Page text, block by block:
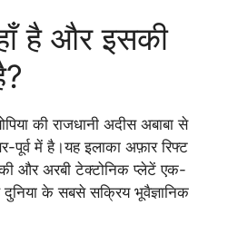
है और इसकी
की राजधानी अदीस अबाबा से
पूर्व में है।यह इलाका अफ़ार रिफ्ट
और अरबी टेक्टोनिक प्लेटें एक-
के सबसे सक्रिय भूवैज्ञानिक